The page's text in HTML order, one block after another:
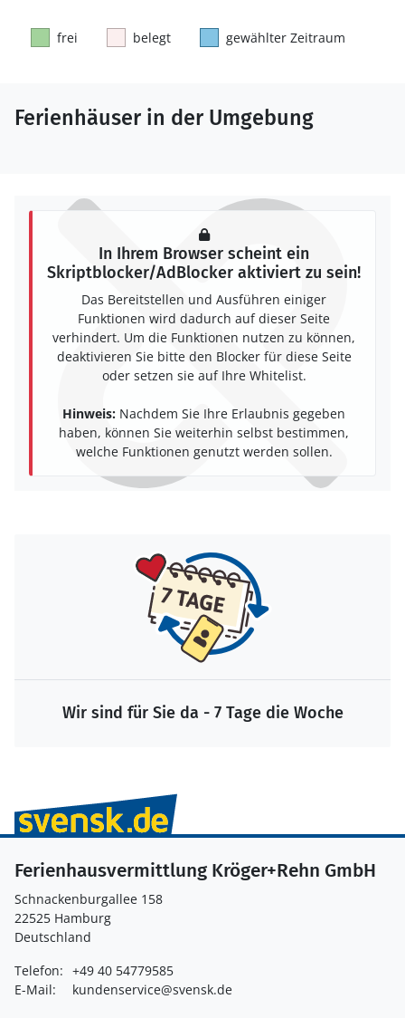
frei belegt gewählter Zeitraum
Ferienhäuser in der Umgebung
In Ihrem Browser scheint ein
Skriptblocker/AdBlocker aktiviert zu sein!
Das Bereitstellen und Ausführen einiger
Funktionen wird dadurch auf dieser Seite
verhindert. Um die Funktionen nutzen zu können,
deaktivieren Sie bitte den Blocker für diese Seite
oder setzen sie auf Ihre Whitelist.
Hinweis: Nachdem Sie Ihre Erlaubnis gegeben
haben, können Sie weiterhin selbst bestimmen,
welche Funktionen genutzt werden sollen.
Wir sind für Sie da - 7 Tage die Woche
Ferienhausvermittlung Kröger+Rehn GmbH
Schnackenburgallee 158
22525 Hamburg
Deutschland
Telefon: +49 40 54779585
E-Mail:
kundenservice@svensk.de